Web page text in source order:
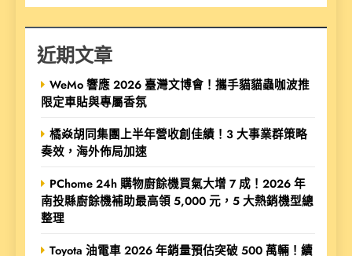
近期文章
WeMo 響應 2026 臺灣文博會！攜手貓貓蟲咖波推
限定車貼與專屬香氛
橘焱胡同集團上半年營收創佳績！3 大事業群策略
奏效，海外佈局加速
PChome 24h 購物廚餘機買氣大增 7 成！2026 年
南投縣廚餘機補助最高領 5,000 元，5 大熱銷機型總
整理
Toyota 油電車 2026 年銷量預估突破 500 萬輛！續